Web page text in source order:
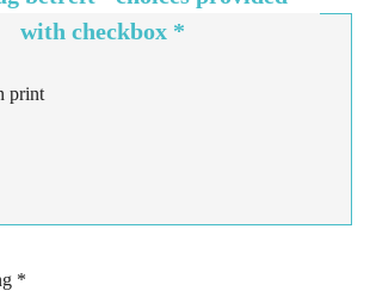
with checkbox *
print
*